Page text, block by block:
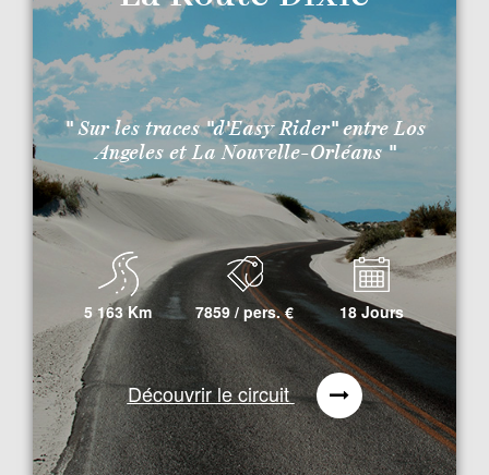
" Sur les traces "d'Easy Rider" entre Los
Angeles et La Nouvelle-Orléans "
5 163 Km 7859 / pers.€ 18 Jours
Découvrir le circuit